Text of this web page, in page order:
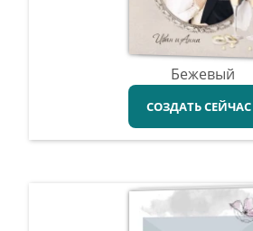
Бежевый
СОЗДАТЬ СЕЙЧАС